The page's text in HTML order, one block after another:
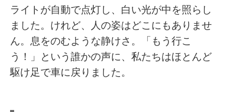
ライトが自動で点灯し、白い光が中を照らし
ました。けれど、人の姿はどこにもありませ
ん。息をのむような静けさ。「もう行こ
う！」という誰かの声に、私たちはほとんど
駆け足で車に戻りました。